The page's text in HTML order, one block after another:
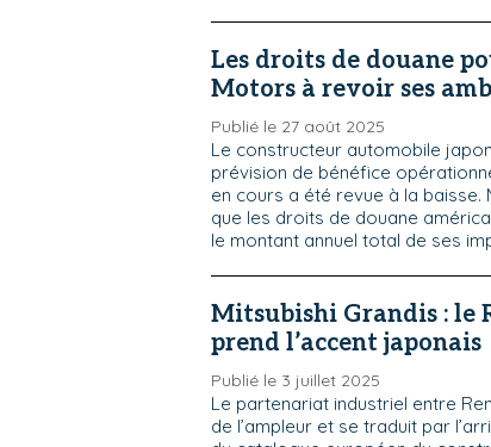
Les droits de douane
Motors à revoir ses
Publié le 27 août 2025
Le constructeur automobile
prévision de bénéfice
en cours a été revue à la baisse.
que les droits de douane
le montant annuel total de ses
Mitsubishi Grandis : le
prend l’accent japonais
Publié le 3 juillet 2025
Le partenariat industriel entre
de l’ampleur et se traduit par